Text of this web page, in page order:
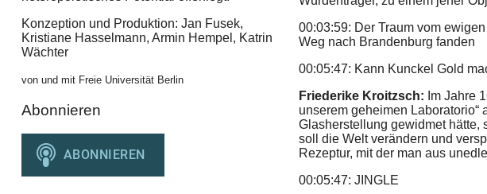
Konzeption und Produktion: Jan Fusek,
Kristiane Hasselmann, Armin Hempel, Katrin
Wächter
von und mit Freie Universität Berlin
Abonnieren
00:03:59: Der Traum vom
Weg nach Brandenburg fanden
00:05:47: Kann Kunckel Gold
Friederike Kroitzsch: Im Jahre
unserem geheimen
Glasherstellung gewidmet hätte,
soll die Welt verändern und
Rezeptur, mit der man aus
00:05:47: JINGLE